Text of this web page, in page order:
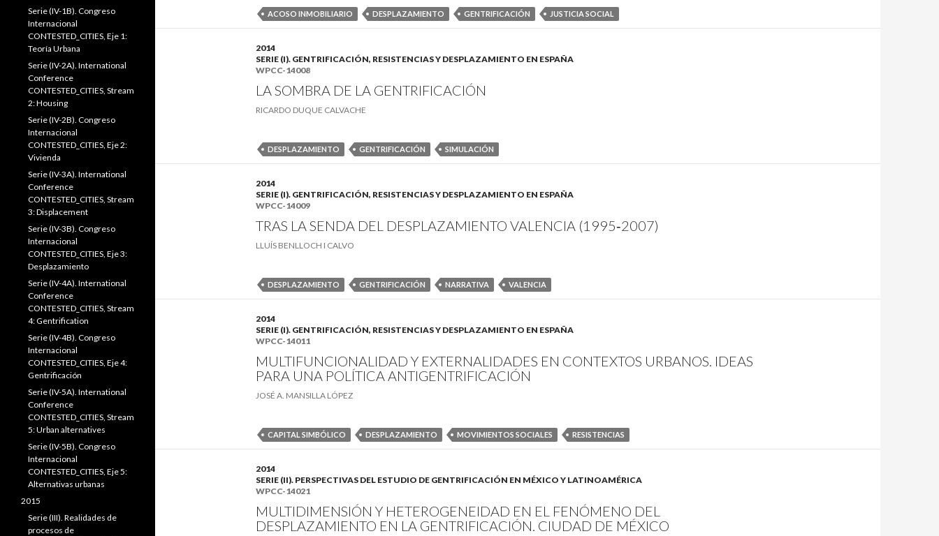
ACOSO INMOBILIARIO DESPLAZAMIENTO GENTRIFICACIÓN JUSTICIA SOCIAL
2014
SERIE (I). GENTRIFICACIÓN, RESISTENCIAS Y DESPLAZAMIENTO EN ESPAÑA
WPCC-14008
LA SOMBRA DE LA GENTRIFICACIÓN
RICARDO DUQUE CALVACHE
DESPLAZAMIENTO GENTRIFICACIÓN SIMULACIÓN
2014
SERIE (I). GENTRIFICACIÓN, RESISTENCIAS Y DESPLAZAMIENTO EN ESPAÑA
WPCC-14009
TRAS LA SENDA DEL DESPLAZAMIENTO VALENCIA (1995‐2007)
LLUÍS BENLLOCH I CALVO
DESPLAZAMIENTO GENTRIFICACIÓN NARRATIVA VALENCIA
2014
SERIE (I). GENTRIFICACIÓN, RESISTENCIAS Y DESPLAZAMIENTO EN ESPAÑA
WPCC-14011
MULTIFUNCIONALIDAD Y EXTERNALIDADES EN CONTEXTOS URBANOS. IDEAS
PARA UNA POLÍTICA ANTIGENTRIFICACIÓN
JOSÉ A. MANSILLA LÓPEZ
CAPITAL SIMBÓLICO DESPLAZAMIENTO MOVIMIENTOS SOCIALES RESISTENCIAS
2014
SERIE (II). PERSPECTIVAS DEL ESTUDIO DE GENTRIFICACIÓN EN MÉXICO Y LATINOAMÉRICA
WPCC-14021
MULTIDIMENSIÓN Y HETEROGENEIDAD EN EL FENÓMENO DEL
DESPLAZAMIENTO EN LA GENTRIFICACIÓN. CIUDAD DE MÉXICO
Serie (IV-1B). Congreso
Internacional
CONTESTED_CITIES, Eje 1:
Teoría Urbana
Serie (IV-2A). International
Conference
CONTESTED_CITIES, Stream
2: Housing
Serie (IV-2B). Congreso
Internacional
CONTESTED_CITIES, Eje 2:
Vivienda
Serie (IV-3A). International
Conference
CONTESTED_CITIES, Stream
3: Displacement
Serie (IV-3B). Congreso
Internacional
CONTESTED_CITIES, Eje 3:
Desplazamiento
Serie (IV-4A). International
Conference
CONTESTED_CITIES, Stream
4: Gentrification
Serie (IV-4B). Congreso
Internacional
CONTESTED_CITIES, Eje 4:
Gentrificación
Serie (IV-5A). International
Conference
CONTESTED_CITIES, Stream
5: Urban alternatives
Serie (IV-5B). Congreso
Internacional
CONTESTED_CITIES, Eje 5:
Alternativas urbanas
2015
Serie (III). Realidades de
procesos de